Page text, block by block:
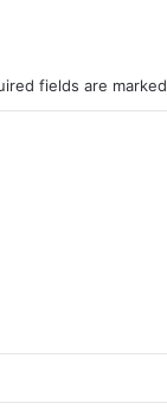
fields are marked